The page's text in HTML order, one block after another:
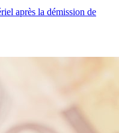
après la démission de